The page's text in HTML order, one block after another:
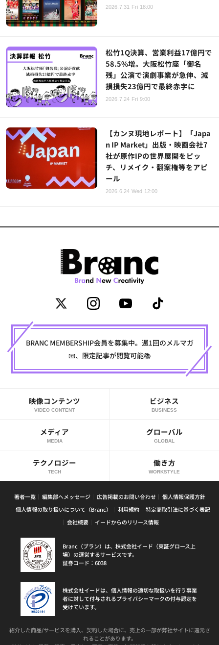
2026.7.31 Fri 18:00
松竹1Q決算、営業利益17億円で
58.5%増。大阪松竹座「御名
残」公演で演劇事業が急伸、減
損損失23億円で最終赤字に
2026.7.24 Fri 9:00
【カンヌ現地レポート】「Japa
n IP Market」出版・映画会社7
社が原作IPの世界展開をピッ
チ、リメイク・翻案権等をアピ
ール
2026.6.24 Wed 12:00
BRANC MEMBERSHIP会員を募集中。週1回のメルマガ
📧、限定記事が閲覧可能📚
映像コンテンツ
VIDEO CONTENT
ビジネス
BUSINESS
メディア
MEDIA
グローバル
GLOBAL
テクノロジー
TECH
働き方
WORKSTYLE
著者一覧 編集部へメッセージ 広告掲載のお問い合わせ
個人情報保護方針
個人情報の取り扱いについて（Branc）
利用規約
特定商取引法に基づく表記
会社概要
イードからのリリース情報
Branc（ブラン）は、株式会社イード（東証グロース上
場）の運営するサービスです。
証券コード：6038
株式会社イードは、個人情報の適切な取扱いを行う事業
者に対して付与されるプライバシーマークの付与認定を
受けています。
紹介した商品/サービスを購入、契約した場合に、売上の一部が弊社サイトに還元さ
れることがあります。